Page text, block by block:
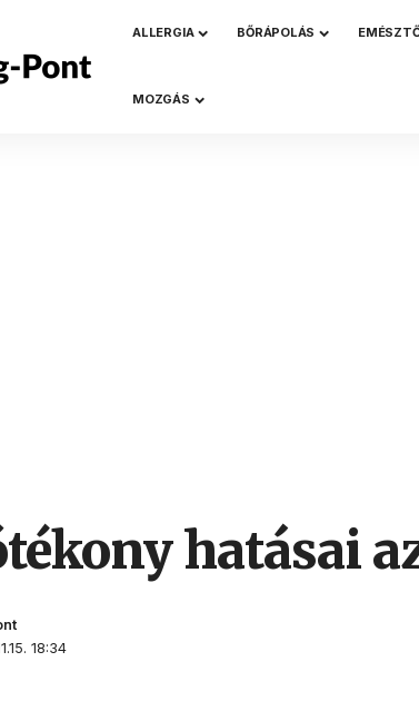
ALLERGIA BŐRÁPOLÁS
MOZGÁS
hatásai
18:34